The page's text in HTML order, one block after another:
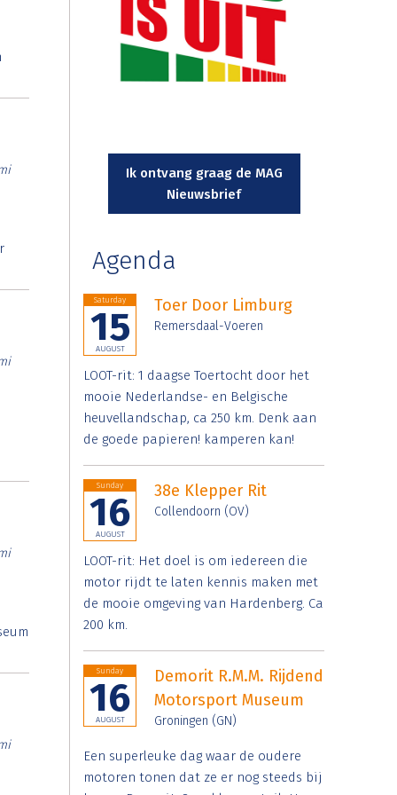
Ik ontvang graag de MAG
Nieuwsbrief
Agenda
Saturday
15
AUGUST
Toer Door Limburg
Remersdaal-Voeren
LOOT-rit: 1 daagse Toertocht door het
mooie Nederlandse- en Belgische
heuvellandschap, ca 250 km. Denk aan
de goede papieren! kamperen kan!
Sunday
16
AUGUST
38e Klepper Rit
Collendoorn (OV)
LOOT-rit: Het doel is om iedereen die
motor rijdt te laten kennis maken met
de mooie omgeving van Hardenberg. Ca
200 km.
Sunday
16
AUGUST
Demorit R.M.M. Rijdend
Motorsport Museum
Groningen (GN)
Een superleuke dag waar de oudere
motoren tonen dat ze er nog steeds bij